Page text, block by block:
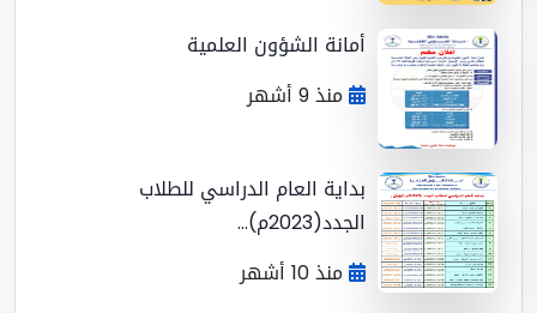
أمانة الشؤون العلمية
منذ 9 أشهر
بداية العام الدراسي للطلاب
الجدد(2023م)...
منذ 10 أشهر